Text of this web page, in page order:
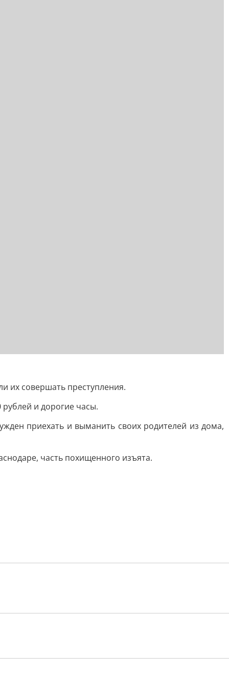
их совершать преступления.
и дорогие часы.
приехать и выманить своих родителей из дома,
часть похищенного изъята.